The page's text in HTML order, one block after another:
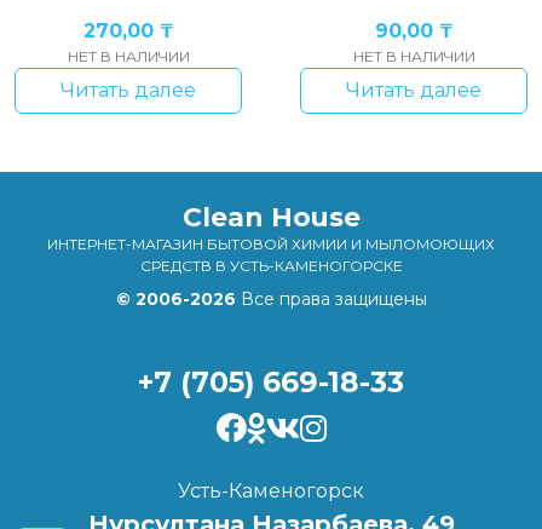
270,00 ₸
НЕТ В НАЛИЧИИ
Читать далее
90,00 ₸
НЕТ В НАЛИЧИИ
Читать далее
Clean House
ИНТЕРНЕТ-МАГАЗИН БЫТОВОЙ ХИМИИ И МЫЛОМОЮЩИХ
СРЕДСТВ В УСТЬ-КАМЕНОГОРСКЕ
© 2006-2026 Все права защищены
+7 (705) 669-18-33
Усть-Каменогорск